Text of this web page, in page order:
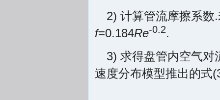
2) 计算管流摩擦系数
f=0.184Re-0.2.
3) 求得盘管内空气对
速度分布模型推出的式